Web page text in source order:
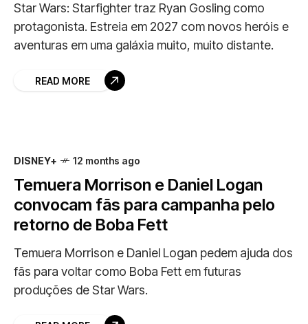
Star Wars: Starfighter traz Ryan Gosling como
protagonista. Estreia em 2027 com novos heróis e
aventuras em uma galáxia muito, muito distante.
READ MORE
DISNEY+ 12 months ago
Temuera Morrison e Daniel Logan
convocam fãs para campanha pelo
retorno de Boba Fett
Temuera Morrison e Daniel Logan pedem ajuda dos
fãs para voltar como Boba Fett em futuras
produções de Star Wars.